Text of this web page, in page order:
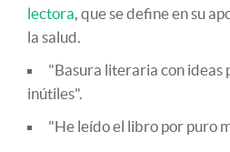
lectora, que se define en su
la salud.
"Basura literaria con ideas
inútiles".
"He leído el libro por puro